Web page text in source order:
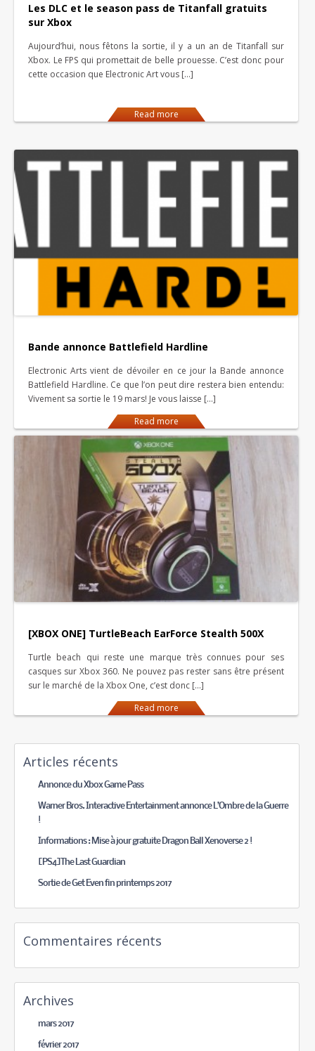
Les DLC et le season pass de Titanfall gratuits
sur Xbox
Aujourd’hui, nous fêtons la sortie, il y a un an de Titanfall sur
Xbox. Le FPS qui promettait de belle prouesse. C’est donc pour
cette occasion que Electronic Art vous […]
Read more
Bande annonce Battlefield Hardline
Electronic Arts vient de dévoiler en ce jour la Bande annonce
Battlefield Hardline. Ce que l’on peut dire restera bien entendu:
Vivement sa sortie le 19 mars! Je vous laisse […]
Read more
[XBOX ONE] TurtleBeach EarForce Stealth 500X
Turtle beach qui reste une marque très connues pour ses
casques sur Xbox 360. Ne pouvez pas rester sans être présent
sur le marché de la Xbox One, c’est donc […]
Read more
Articles récents
Annonce du Xbox Game Pass
Warner Bros. Interactive Entertainment annonce L’Ombre de la Guerre
!
Informations : Mise à jour gratuite Dragon Ball Xenoverse 2 !
[PS4]The Last Guardian
Sortie de Get Even fin printemps 2017
Commentaires récents
Archives
mars 2017
février 2017